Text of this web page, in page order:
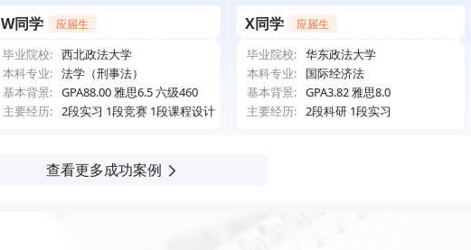
W同学 应届生
毕业院校: 西北政法大学
本科专业: 法学（刑事法）
基本背景:
GPA88.00 雅思6.5 六级460
主要经历: 2段实习 1段竞赛 1段课程设计
X同学 应届生
毕业院校: 华东政法大学
本科专业:
国际经济法
基本背景: GPA3.82 雅思8.0
主要经历: 2段科研 1段实习
查看更多成功案例